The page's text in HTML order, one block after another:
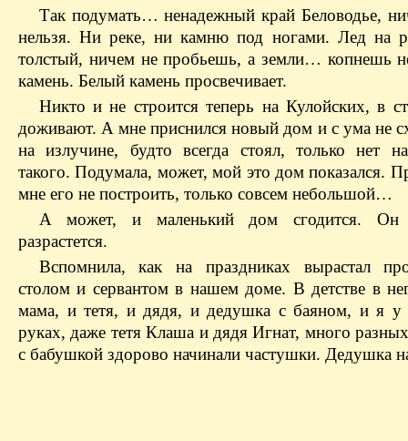
Так подумать… ненадежный край Беловодье,
нельзя. Ни реке, ни камню под ногами. Лед на
толстый, ничем не пробьешь, а земли… копнешь
камень. Белый камень просвечивает.
Никто и не строится теперь на Кулойских, в
доживают. А мне приснился новый дом и с ума не
на излучине, будто всегда стоял, только нет
такого. Подумала, может, мой это дом показался.
мне его не построить, только совсем небольшой…
А может, и маленький дом сгодится. Он
разрастется.
Вспомнила, как на праздниках вырастал
столом и сервантом в нашем доме. В детстве в
мама, и тетя, и дядя, и дедушка с баяном, и я у
руках, даже тетя Клаша и дядя Игнат, много
с бабушкой здорово начинали частушки. Дедушка